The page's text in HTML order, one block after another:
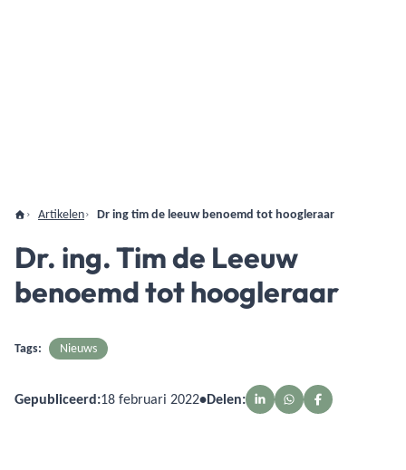
Artikelen Dr ing tim de leeuw benoemd tot hoogleraar
Dr. ing. Tim de Leeuw
benoemd tot hoogleraar
Tags: Nieuws
Gepubliceerd:18 februari 2022•Delen: